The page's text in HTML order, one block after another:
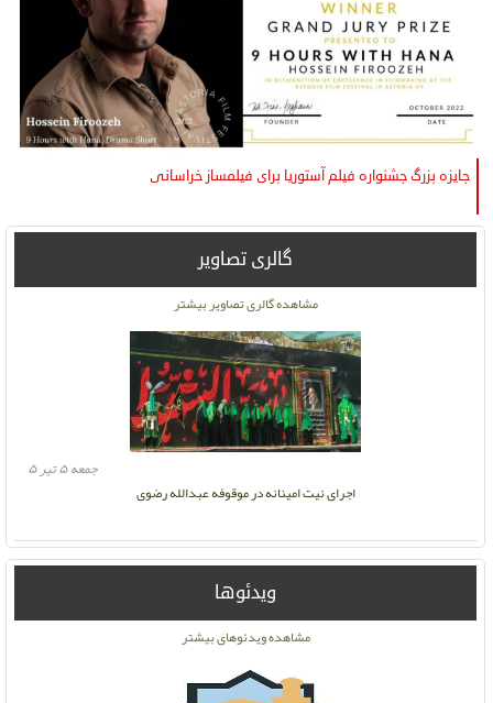
جایزه بزرگ جشنواره فیلم آستوریا برای فیلمساز خراسانی
گالری تصاویر
اجرای نیت امینانه در موقوفه عبدالله رضوی
جمعه ۵ تیر ۵
مشاهده گالری تصاویر بیشتر
ویدئوها
مشاهده ویدئوهای بیشتر